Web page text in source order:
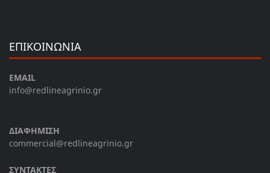
ΕΠΙΚΟΙΝΩΝΙΑ
EMAIL
info@redlineagrinio.gr
ΔΙΑΦΗΜΙΣΗ
commercial@redlineagrinio.gr
ΣΥΝΤΑΚΤΕΣ